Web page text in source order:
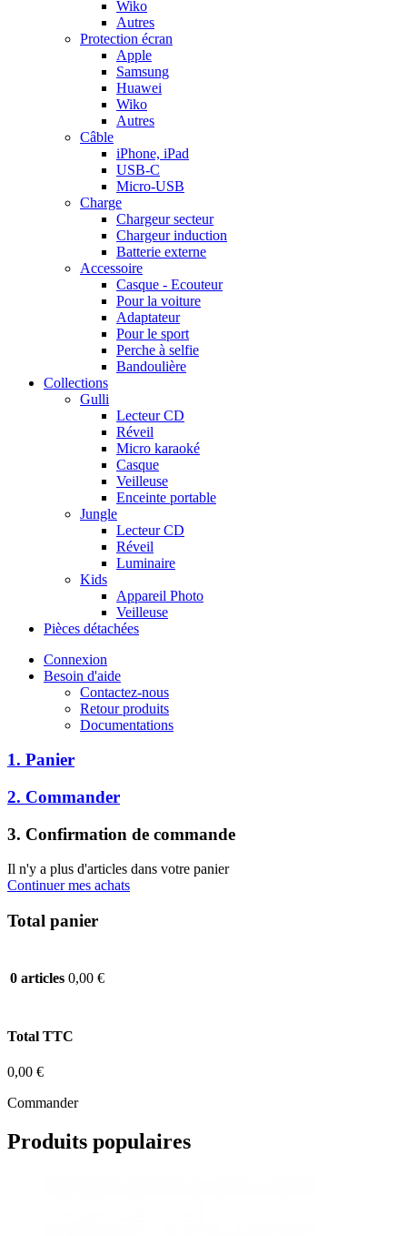
Wiko
Autres
Protection écran
Apple
Samsung
Huawei
Wiko
Autres
Câble
iPhone, iPad
USB-C
Micro-USB
Charge
Chargeur secteur
Chargeur induction
Batterie externe
Accessoire
Casque - Ecouteur
Pour la voiture
Adaptateur
Pour le sport
Perche à selfie
Bandoulière
Collections
Gulli
Lecteur CD
Réveil
Micro karaoké
Casque
Veilleuse
Enceinte portable
Jungle
Lecteur CD
Réveil
Luminaire
Kids
Appareil Photo
Veilleuse
Pièces détachées
Connexion
Besoin d'aide
Contactez-nous
Retour produits
Documentations
1. Panier
2. Commander
3. Confirmation de commande
Il n'y a plus d'articles dans votre panier
Continuer mes achats
Total panier
0 articles 0,00 €
Total TTC
0,00 €
Commander
Produits populaires